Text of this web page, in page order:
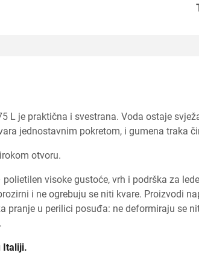
L je praktična i svestrana. Voda ostaje
jednostavnim pokretom, i gumena
otvoru.
polietilen visoke gustoće, vrh i podrška za
i ne ogrebuju se niti kvare. Proizvodi
pranje u perilici posuđa: ne deformiraju se
Italiji.